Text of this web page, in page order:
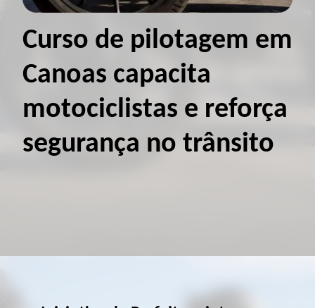
Curso de pilotagem em
Canoas capacita
motociclistas e reforça
segurança no trânsito